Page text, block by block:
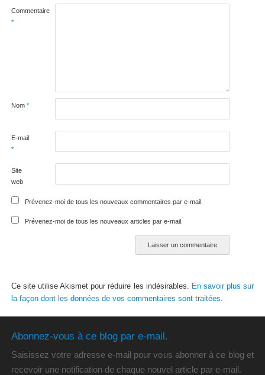
Commentaire
*
Nom *
E-mail
*
Site
web
Prévenez-moi de tous les nouveaux commentaires par e-mail.
Prévenez-moi de tous les nouveaux articles par e-mail.
Ce site utilise Akismet pour réduire les indésirables. En savoir plus sur
la façon dont les données de vos commentaires sont traitées.
Abonnez-vous à ce blog par e-mail.
Saisissez votre adresse e-mail pour vous abonner à ce blog et
recevoir une notification de chaque nouvel article par e-mail.